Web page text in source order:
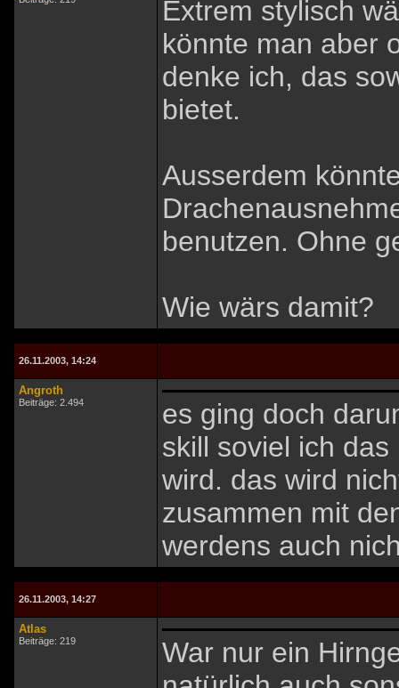
Extrem stylisch
könnte man aber
denke ich, das
bietet.
Ausserdem
benutzen. Ohne
Wie wärs damit?
26.11.2003, 14:24
Angroth
Beiträge: 2.494
es ging doch
skill soviel ich
wird. das wird
zusammen mit
werdens auch
26.11.2003, 14:27
Atlas
Beiträge: 219
War nur ein